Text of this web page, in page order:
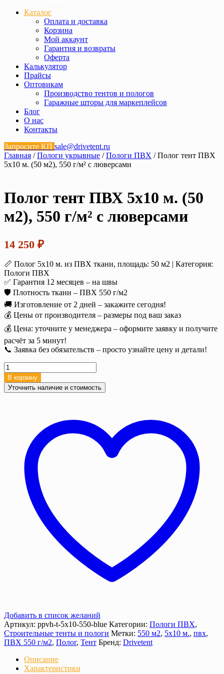
Каталог
Оплата и доставка
Корзина
Мой аккаунт
Гарантия и возвраты
Оферта
Калькулятор
Прайсы
Оптовикам
Производство тентов и пологов
Гаражные шторы для маркеплейсов
Блог
О нас
Контакты
Запросите КП sale@drivetent.ru
Главная /Пологи укрывные /Пологи ПВХ / Полог тент ПВХ
5х10 м. (50 м2), 550 г/м² с люверсами
Полог тент ПВХ 5х10 м. (50
м2), 550 г/м² с люверсами
14 250 ₽
📏 Полог 5х10 м. из ПВХ ткани, площадь: 50 м2 | Категория:
Пологи ПВХ
✅ Гарантия 12 месяцев – на швы
🛡️ Плотность ткани – ПВХ 550 г/м2
🚚 Изготовление от 2 дней – закажите сегодня!
💰 Цены от производителя – размеры под ваш заказ
💰 Цена: уточните у менеджера – оформите заявку и получите
расчёт за 5 минут!
📞 Заявка без обязательств – просто узнайте цену и детали!
Количество
товара
Полог
тент
люверсами
В корзину
Уточнить наличие и стоимость
Добавить в список желаний
Артикул: ppvh-t-5х10-550-blue Категории: Пологи ПВХ,
Строительные тенты и пологи Метки: 550 м2, 5х10 м., пвх,
ПВХ 550 г/м2, Полог, Тент Бренд: Drivetent
Описание
Характеристики